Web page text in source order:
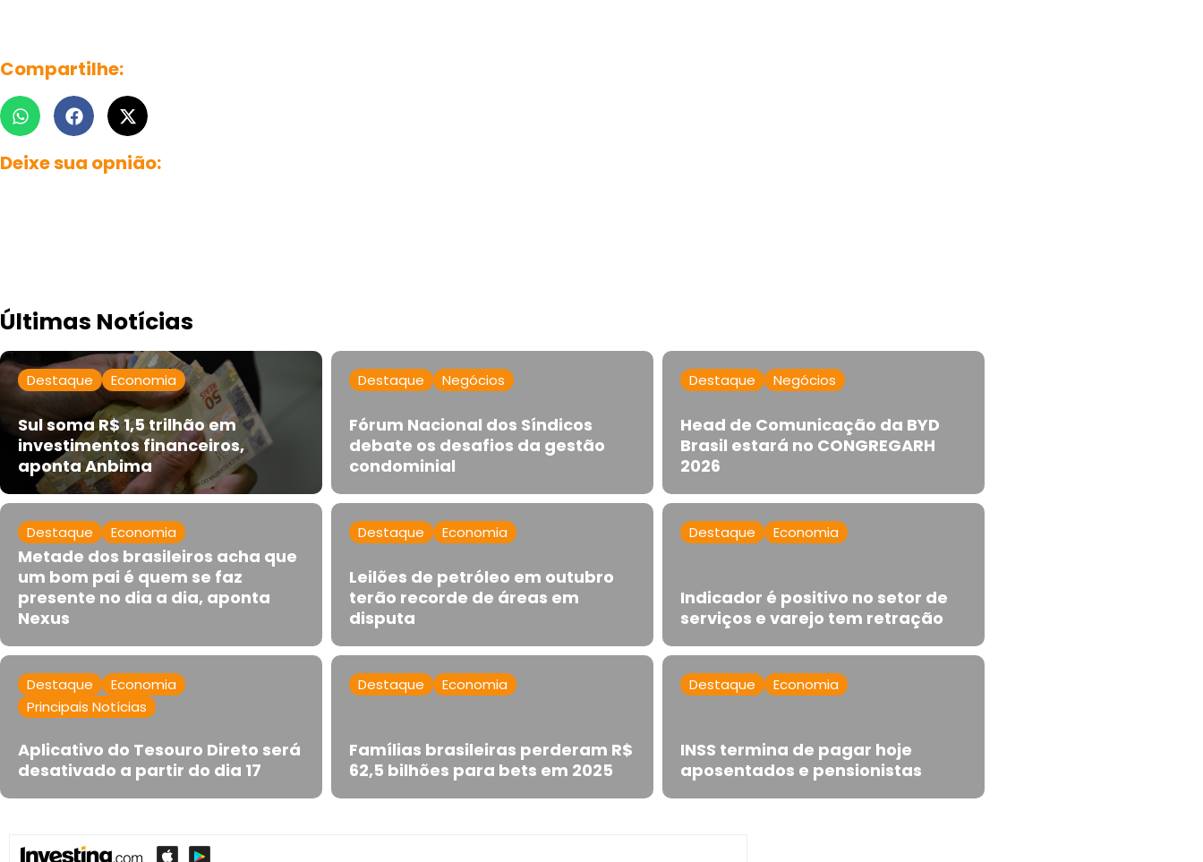
Compartilhe:
Deixe sua opnião:
Últimas Notícias
Destaque Economia
Sul soma R$ 1,5 trilhão em
investimentos financeiros,
aponta Anbima
Destaque Negócios
Fórum Nacional dos Síndicos
debate os desafios da gestão
condominial
Destaque Negócios
Head de Comunicação da BYD
Brasil estará no CONGREGARH
2026
Destaque Economia
Metade dos brasileiros acha que
um bom pai é quem se faz
presente no dia a dia, aponta
Nexus
Destaque Economia
Leilões de petróleo em outubro
terão recorde de áreas em
disputa
Destaque Economia
Indicador é positivo no setor de
serviços e varejo tem retração
Destaque
Economia
Principais Notícias
Aplicativo do Tesouro Direto será
desativado a partir do dia 17
Destaque Economia
Famílias brasileiras perderam R$
62,5 bilhões para bets em 2025
Destaque Economia
INSS termina de pagar hoje
aposentados e pensionistas